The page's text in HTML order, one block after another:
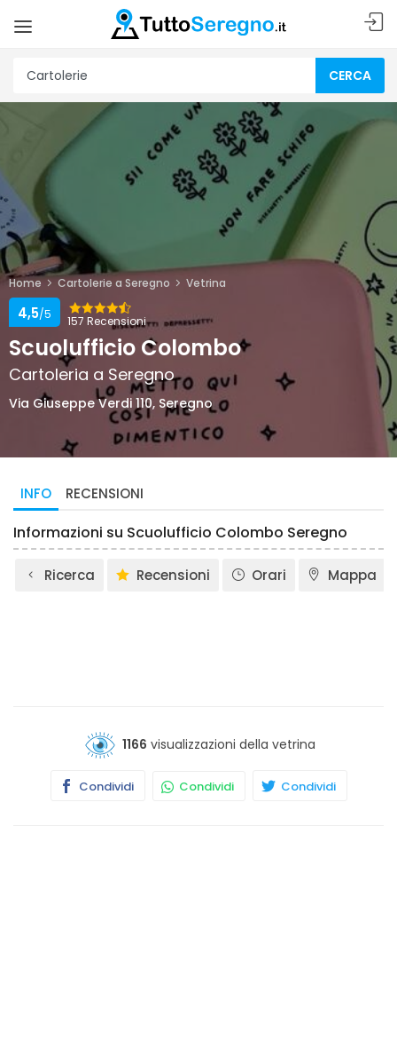
CERCA
Home Cartolerie a Seregno Vetrina
157 Recensioni
4,5/5
Scuolufficio Colombo
Cartoleria a Seregno
Via Giuseppe Verdi 110, Seregno
INFO RECENSIONI
Informazioni su Scuolufficio Colombo Seregno
Ricerca Recensioni Orari Mappa
1166 visualizzazioni della vetrina
Condividi Condividi Condividi